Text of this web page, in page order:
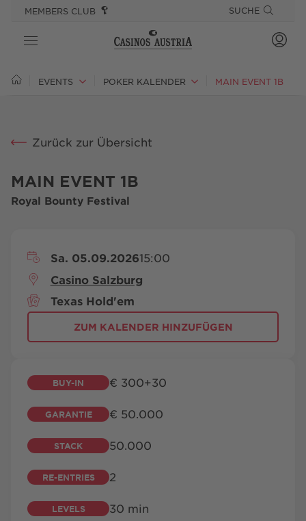
SPRUNGMARKEN
SPRINGE DIREKT ZU:
MEMBERS CLUB SUCHE
CASINOS
ANGEBOTE
GOURMET & STAY
EVENTS
SHOP BESUCH FAQ KONTAKT
EVENTS POKER KALENDER MAIN EVENT 1B
Zurück zur Übersicht
MAIN EVENT 1B
Royal Bounty Festival
Sa. 05.09.202615:00
Casino Salzburg
Texas Hold'em
ZUM KALENDER HINZUFÜGEN
BUY-IN € 300­+30
GARANTIE € 50.000
STACK 50.000
RE-ENTRIES 2
LEVELS 30 min